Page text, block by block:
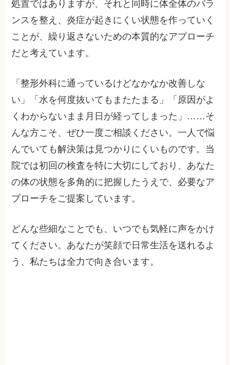
処置ではありますが、それと同時に体全体のバラ
ンスを整え、炎症が起きにくい状態を作っていく
ことが、繰り返さないための本質的なアプローチ
だと考えています。
「整形外科に通っているけどなかなか改善しな
い」「水を何度抜いてもまたたまる」「原因がよ
くわからないまま月日が経ってしまった」……そ
んな方こそ、ぜひ一度ご相談ください。一人で悩
んでいても解決策は見つかりにくいものです。当
院では初回の検査を特に大切にしており、あなた
の体の状態を多角的に把握したうえで、必要なア
プローチをご提案しています。
どんな些細なことでも、いつでも気軽に声をかけ
てください。あなたが笑顔で日常生活を送れるよ
う、私たちは全力で向き合います。